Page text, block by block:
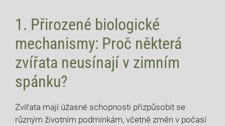
1. Přirozené biologické
mechanismy: Proč některá
zvířata neusínají v zimním
spánku?
Zvířata mají úžasné schopnosti přizpůsobit se
různým životním podmínkám, včetně změn v počasí